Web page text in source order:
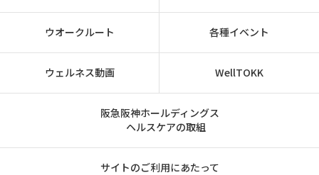
ウオークルート 各種イベント
ウェルネス動画 WellTOKK
阪急阪神ホールディングス
ヘルスケアの取組
サイトのご利用にあたって